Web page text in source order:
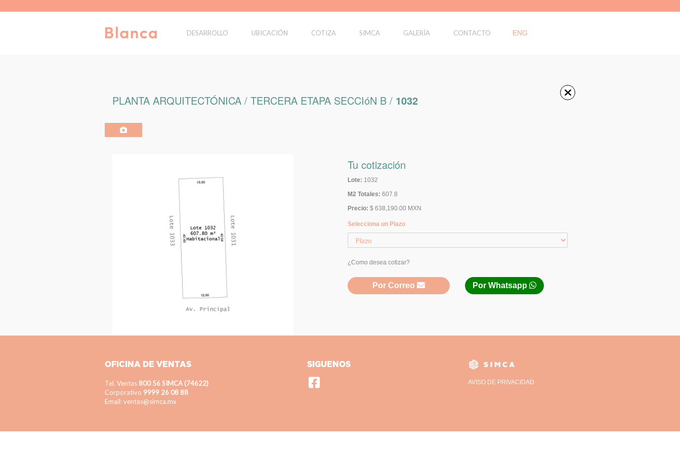
DESARROLLO UBICACIÓN COTIZA SIMCA GALERÍA CONTACTO ENG
PLANTA ARQUITECTÓNICA / TERCERA ETAPA SECCIóN B / 1032
Tu cotización
Lote: 1032
M2 Totales: 607.8
Precio: $ 638,190.00 MXN
Selecciona un Plazo
¿Como desea cotizar?
Por Correo Por Whatsapp
OFICINA DE VENTAS
Tel. Ventas 800 56 SIMCA (74622)
Corporativo 9999 26 08 88
Email: ventas@simca.mx
SIGUENOS
AVISO DE PRIVACIDAD